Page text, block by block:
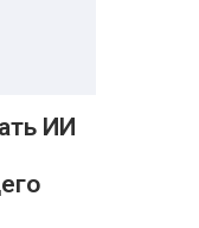
ИИ